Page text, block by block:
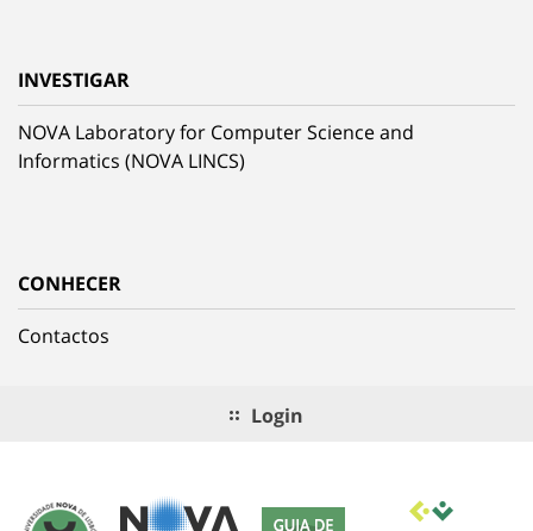
INVESTIGAR
NOVA Laboratory for Computer Science and
Informatics (NOVA LINCS)
CONHECER
Contactos
Login